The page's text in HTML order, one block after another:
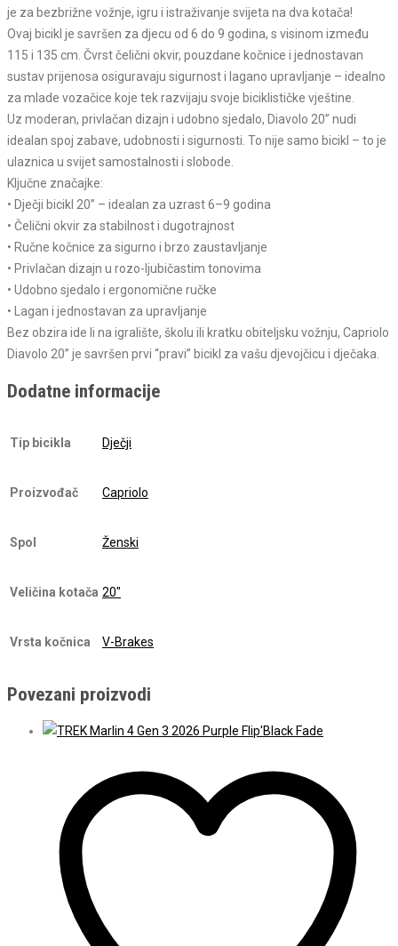
je za bezbrižne vožnje, igru i istraživanje svijeta na dva kotača!
Ovaj bicikl je savršen za djecu od 6 do 9 godina, s visinom između
115 i 135 cm. Čvrst čelični okvir, pouzdane kočnice i jednostavan
sustav prijenosa osiguravaju sigurnost i lagano upravljanje – idealno
za mlade vozačice koje tek razvijaju svoje biciklističke vještine.
Uz moderan, privlačan dizajn i udobno sjedalo, Diavolo 20” nudi
idealan spoj zabave, udobnosti i sigurnosti. To nije samo bicikl – to je
ulaznica u svijet samostalnosti i slobode.
Ključne značajke:
• Dječji bicikl 20” – idealan za uzrast 6–9 godina
• Čelični okvir za stabilnost i dugotrajnost
• Ručne kočnice za sigurno i brzo zaustavljanje
• Privlačan dizajn u rozo-ljubičastim tonovima
• Udobno sjedalo i ergonomične ručke
• Lagan i jednostavan za upravljanje
Bez obzira ide li na igralište, školu ili kratku obiteljsku vožnju, Capriolo
Diavolo 20” je savršen prvi “pravi” bicikl za vašu djevojčicu i dječaka.
Dodatne informacije
Tip bicikla Dječji
Proizvođač Capriolo
Spol Ženski
Veličina kotača 20"
Vrsta kočnica V-Brakes
Povezani proizvodi